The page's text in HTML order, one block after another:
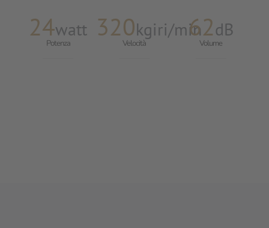
24watt
Potenza
320kgiri/min
Velocità
62dB
Volume